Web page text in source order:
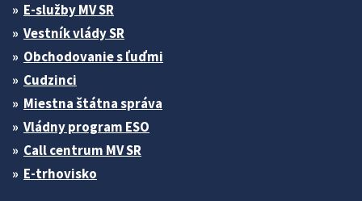
E-služby MV SR
Vestník vlády SR
Obchodovanie s ľuďmi
Cudzinci
Miestna štátna správa
Vládny program ESO
Call centrum MV SR
E-trhovisko